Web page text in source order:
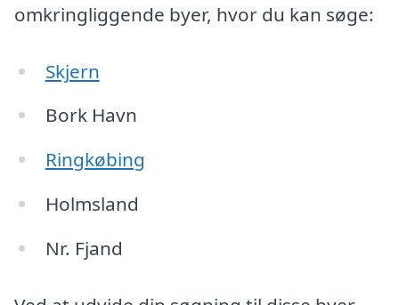
omkringliggende byer, hvor du kan søge:
Skjern
Bork Havn
Ringkøbing
Holmsland
Nr. Fjand